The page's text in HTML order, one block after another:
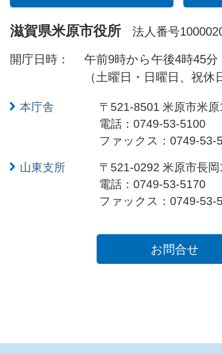
滋賀県米原市役所 法人番号
開庁日時：
午前9時から午後4時45分
（土曜日・日曜日、祝
本庁舎
〒521-8501 米原市米
電話：0749-53-5100
ファックス：0749-53-
山東支所
〒521-0292 米原市長
電話：0749-53-5170
ファックス：0749-53-
お問合せ